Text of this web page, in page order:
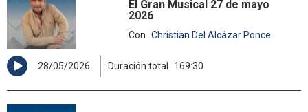
El Gran Musical 27 de mayo
2026
Con Christian Del Alcázar Ponce
28/05/2026 Duración total 169:30